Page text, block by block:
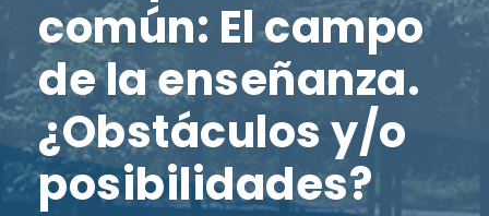
común: El campo
de la enseñanza.
¿Obstáculos y/o
posibilidades?